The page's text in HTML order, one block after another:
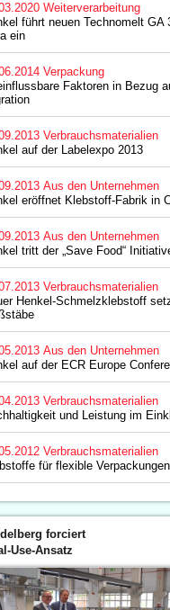
Weiterverarbeitung
führt neuen Technomelt GA
ein
Verpackung
Faktoren in Bezug
Verbrauchsmaterialien
auf der Labelexpo 2013
Aus den Unternehmen
eröffnet Klebstoff-Fabrik in
Aus den Unternehmen
tritt der „Save Food“
Verbrauchsmaterialien
Henkel-Schmelzklebstoff
Aus den Unternehmen
auf der ECR Europe
Verbrauchsmaterialien
und Leistung im
Verbrauchsmaterialien
für flexible Verpackungen
forciert
Use-Ansatz